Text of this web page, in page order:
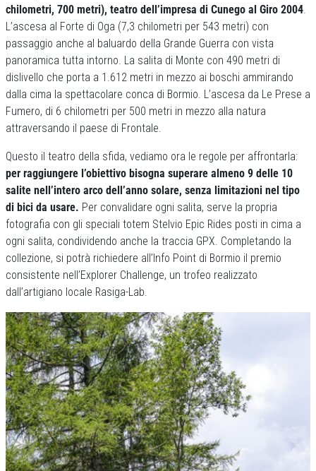
chilometri, 700 metri), teatro dell’impresa di Cunego al Giro 2004.
L’ascesa al Forte di Oga (7,3 chilometri per 543 metri) con
passaggio anche al baluardo della Grande Guerra con vista
panoramica tutta intorno. La salita di Monte con 490 metri di
dislivello che porta a 1.612 metri in mezzo ai boschi ammirando
dalla cima la spettacolare conca di Bormio. L’ascesa da Le Prese a
Fumero, di 6 chilometri per 500 metri in mezzo alla natura
attraversando il paese di Frontale.
Questo il teatro della sfida, vediamo ora le regole per affrontarla:
per raggiungere l’obiettivo bisogna superare almeno 9 delle 10
salite nell’intero arco dell’anno solare, senza limitazioni nel tipo
di bici da usare. Per convalidare ogni salita, serve la propria
fotografia con gli speciali totem Stelvio Epic Rides posti in cima a
ogni salita, condividendo anche la traccia GPX. Completando la
collezione, si potrà richiedere all’Info Point di Bormio il premio
consistente nell’Explorer Challenge, un trofeo realizzato
dall’artigiano locale Rasiga-Lab.